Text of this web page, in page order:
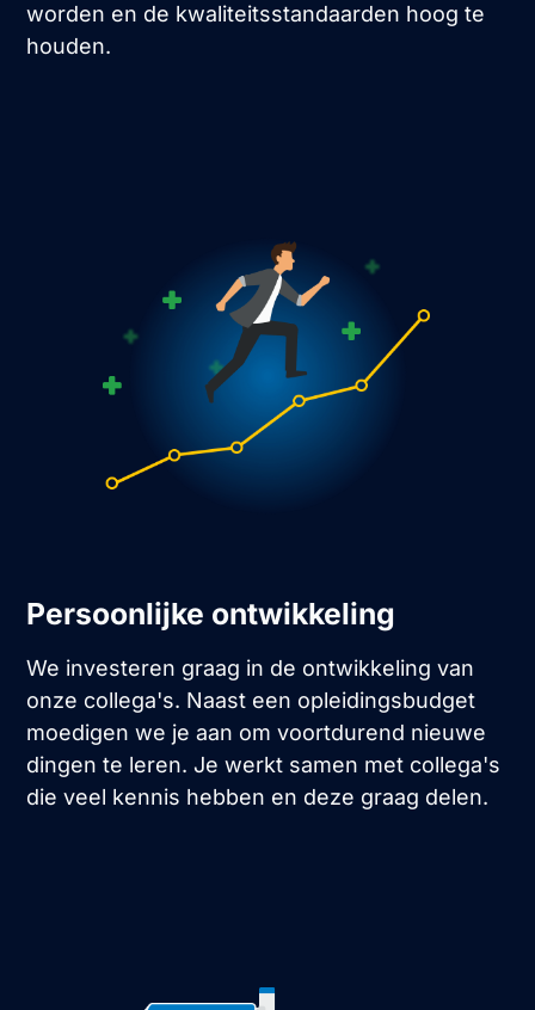
worden en de kwaliteitsstandaarden hoog te
houden.
Persoonlijke ontwikkeling
We investeren graag in de ontwikkeling van
onze collega's. Naast een opleidingsbudget
moedigen we je aan om voortdurend nieuwe
dingen te leren. Je werkt samen met collega's
die veel kennis hebben en deze graag delen.